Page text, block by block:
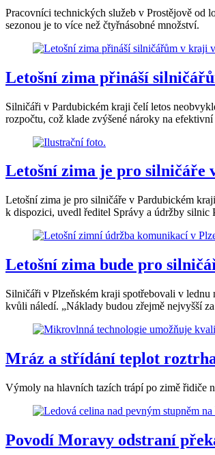
Pracovníci technických služeb v Prostějově od
sezonou je to více než čtyřnásobné množství.
Letošní zima přináší
Silničáři v Pardubickém kraji čelí letos
rozpočtu, což klade zvýšené nároky na
Letošní zima je pro silničáře
Letošní zima je pro silničáře v Pardubickém
k dispozici, uvedl ředitel Správy a údržby silnic
Letošní zima bude pro
Silničáři v Plzeňském kraji spotřebovali v
kvůli náledí. „Náklady budou zřejmě nejvyšší
Mráz a střídání teplot
Výmoly na hlavních tazích trápí po zimě řidiče
Povodí Moravy odstraní